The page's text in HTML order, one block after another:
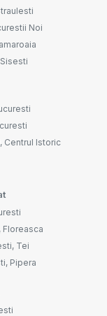
Noi
Centrul Istoric
Floreasca
Tei
Pipera